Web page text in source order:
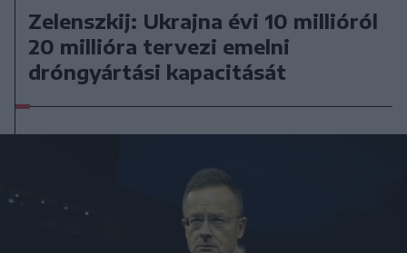
Zelenszkij: Ukrajna évi 10 millióról
20 millióra tervezi emelni
dróngyártási kapacitását